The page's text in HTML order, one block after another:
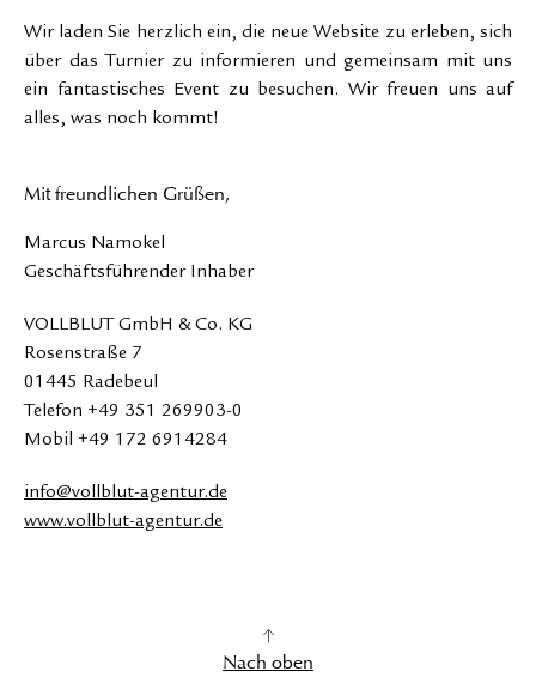
Wir laden Sie herzlich ein, die neue Website zu erleben, sich
über das Turnier zu informieren und gemeinsam mit uns
ein fantastisches Event zu besuchen. Wir freuen uns auf
alles, was noch kommt!
Mit freundlichen Grüßen,
Marcus Namokel
Geschäftsführender Inhaber
VOLLBLUT GmbH & Co. KG
Rosenstraße 7
01445 Radebeul
Telefon +49 351 269903-0
Mobil +49 172 6914284
info@vollblut-agentur.de
www.vollblut-agentur.de
Nach oben